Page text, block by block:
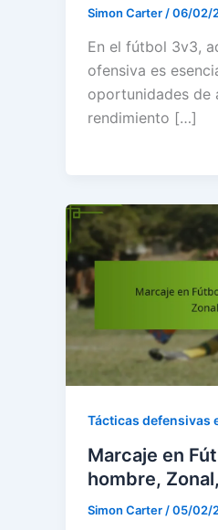
Simon Carter /06/02/
En el fútbol 3v3,
ofensiva es
oportunidades de
rendimiento […]
Tácticas defensivas
Marcaje en
hombre,
Simon Carter /05/02/